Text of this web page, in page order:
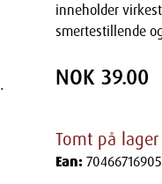
inneholder
smertestillende
NOK 39.00
Tomt på lager
Ean: